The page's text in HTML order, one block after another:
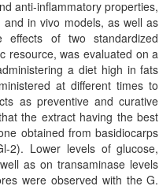
anti-inflammatory properties,
in vivo models, as well as
of two standardized
resource, was evaluated on a
a diet high in fats
at different times to
as preventive and curative
the extract having the best
obtained from basidiocarps
2). Lower levels of glucose,
as on transaminase levels
were observed with the G.